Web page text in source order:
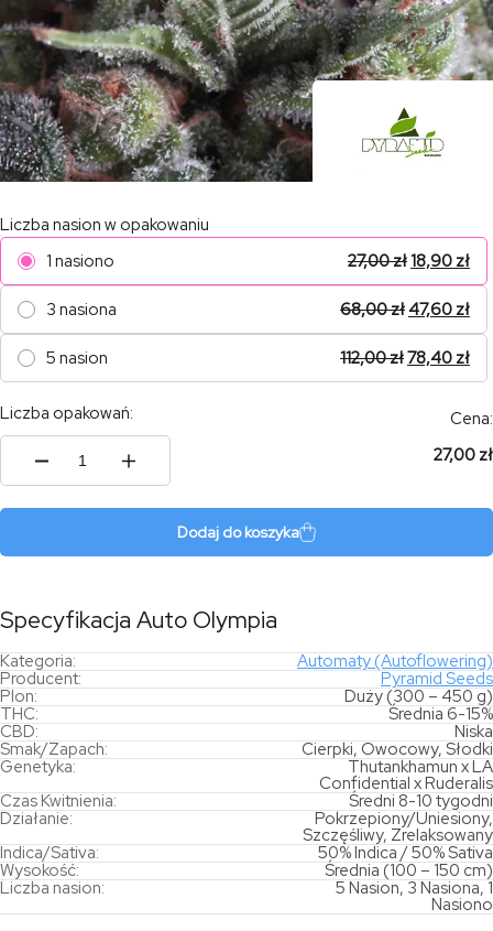
Liczba nasion w opakowaniu
1 nasiono
27,00zł18,90 zł
3 nasiona 68,00zł47,60 zł
5 nasion 112,00zł78,40 zł
Liczba opakowań:
ilość
Cena:
27,00 zł
Dodaj do koszyka
Specyfikacja Auto Olympia
Kategoria:
Automaty (Autoflowering)
Producent:
Pyramid Seeds
Plon:
Duży (300 – 450 g)
THC:
Średnia 6-15%
CBD:
Niska
Smak/Zapach:
Cierpki, Owocowy, Słodki
Genetyka:
Thutankhamun x LA
Confidential x Ruderalis
Czas Kwitnienia:
Średni 8-10 tygodni
Działanie:
Pokrzepiony/Uniesiony,
Szczęśliwy, Zrelaksowany
Indica/Sativa:
50% Indica / 50% Sativa
Wysokość:
Średnia (100 – 150 cm)
Liczba nasion:
5 Nasion, 3 Nasiona, 1
Nasiono